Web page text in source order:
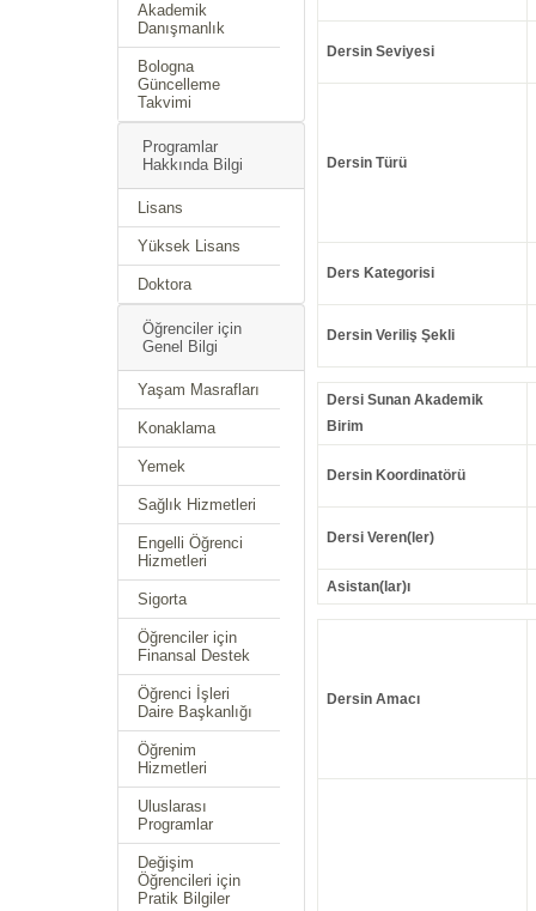
Akademik
Danışmanlık
Bologna
Güncelleme
Takvimi
Programlar
Hakkında Bilgi
Lisans
Yüksek Lisans
Doktora
Öğrenciler için
Genel Bilgi
Yaşam Masrafları
Konaklama
Yemek
Sağlık Hizmetleri
Engelli Öğrenci
Hizmetleri
Sigorta
Öğrenciler için
Finansal Destek
Öğrenci İşleri
Daire Başkanlığı
Öğrenim
Hizmetleri
Uluslarası
Programlar
Değişim
Öğrencileri için
Pratik Bilgiler
Dersin Seviyesi
Dersin Türü
Ders Kategorisi
Dersin Veriliş Şekli
Dersi Sunan Akademik
Birim
Dersin Koordinatörü
Dersi Veren(ler)
Asistan(lar)ı
Dersin Amacı